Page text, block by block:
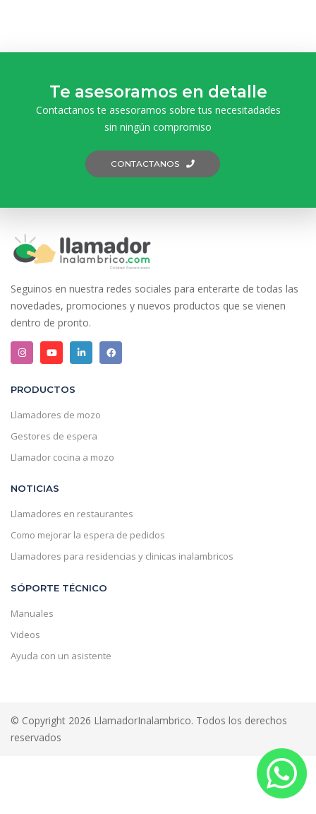
Te asesoramos en detalle
Contactanos te asesoramos sobre tus necesitadades
sin ningún compromiso
CONTACTANOS
Seguinos en nuestra redes sociales para enterarte de todas las
novedades, promociones y nuevos productos que se vienen
dentro de pronto.
PRODUCTOS
Llamadores de mozo
Gestores de espera
Llamador cocina a mozo
NOTICIAS
Llamadores en restaurantes
Como mejorar la espera de pedidos
Llamadores para residencias y clinicas inalambricos
SÓPORTE TÉCNICO
Manuales
Videos
Ayuda con un asistente
© Copyright 2026 LlamadorInalambrico. Todos los derechos
reservados